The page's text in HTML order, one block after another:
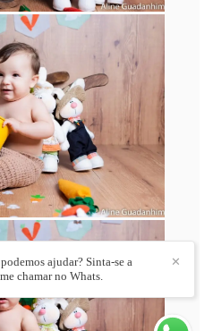
✕
ajudar? Sinta-se a
chamar no Whats.